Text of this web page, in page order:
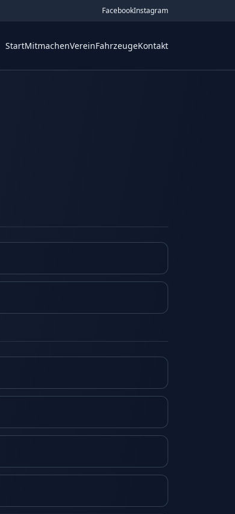
FacebookInstagram
StartMitmachenVereinFahrzeugeKontakt